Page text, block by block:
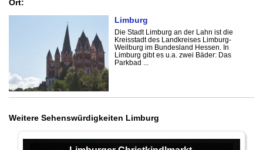
Ort:
Limburg
Die Stadt Limburg an der Lahn ist die
Kreisstadt des Landkreises Limburg-
Weilburg im Bundesland Hessen. In
Limburg gibt es u.a. zwei Bäder: Das
Parkbad ...
Weitere Sehenswürdigkeiten Limburg